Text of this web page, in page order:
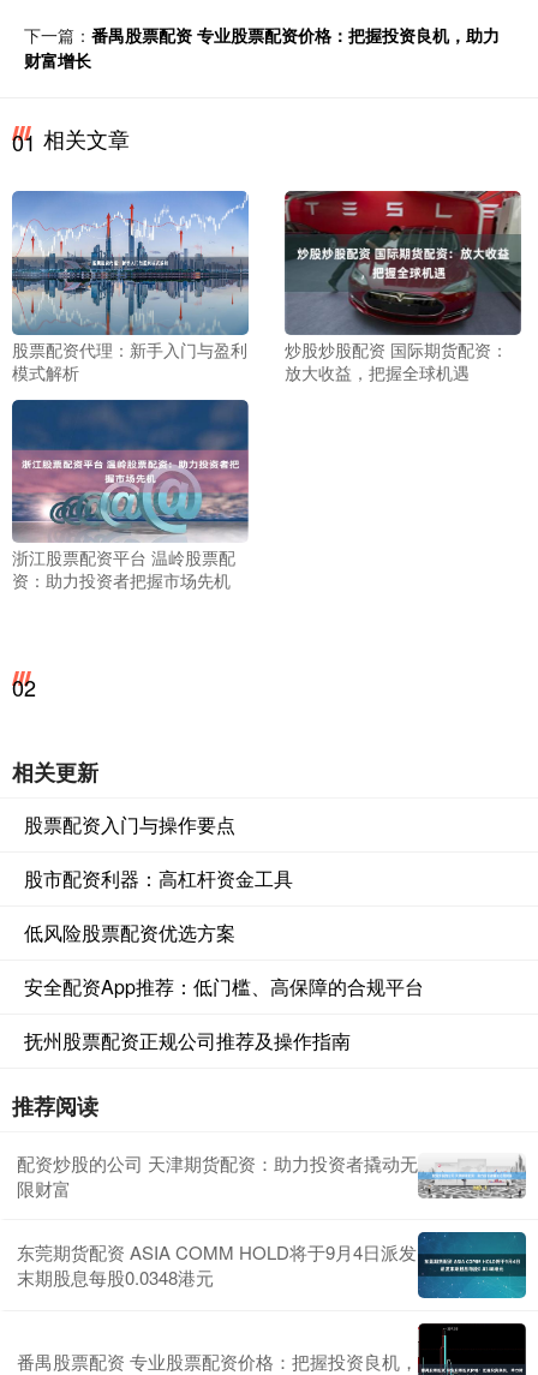
下一篇： 番禺股票配资 专业股票配资价格：把握投资良机，助力
财富增长
01 相关文章
股票配资代理：新手入门与盈利
模式解析
炒股炒股配资 国际期货配资：
放大收益，把握全球机遇
浙江股票配资平台 温岭股票配
资：助力投资者把握市场先机
02
相关更新
股票配资入门与操作要点
股市配资利器：高杠杆资金工具
低风险股票配资优选方案
安全配资App推荐：低门槛、高保障的合规平台
抚州股票配资正规公司推荐及操作指南
推荐阅读
配资炒股的公司 天津期货配资：助力投资者撬动无
限财富
东莞期货配资 ASIA COMM HOLD将于9月4日派发
末期股息每股0.0348港元
番禺股票配资 专业股票配资价格：把握投资良机，